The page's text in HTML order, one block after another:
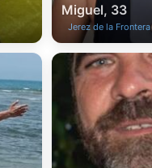
Miguel, 33
Jerez de la Frontera